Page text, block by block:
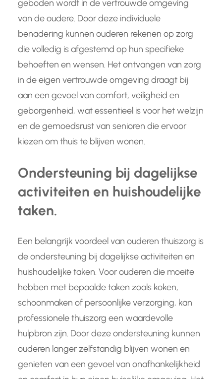
geboden wordt in de vertrouwde omgeving
van de oudere. Door deze individuele
benadering kunnen ouderen rekenen op zorg
die volledig is afgestemd op hun specifieke
behoeften en wensen. Het ontvangen van zorg
in de eigen vertrouwde omgeving draagt bij
aan een gevoel van comfort, veiligheid en
geborgenheid, wat essentieel is voor het welzijn
en de gemoedsrust van senioren die ervoor
kiezen om thuis te blijven wonen.
Ondersteuning bij dagelijkse
activiteiten en huishoudelijke
taken.
Een belangrijk voordeel van ouderen thuiszorg is
de ondersteuning bij dagelijkse activiteiten en
huishoudelijke taken. Voor ouderen die moeite
hebben met bepaalde taken zoals koken,
schoonmaken of persoonlijke verzorging, kan
professionele thuiszorg een waardevolle
hulpbron zijn. Door deze ondersteuning kunnen
ouderen langer zelfstandig blijven wonen en
genieten van een gevoel van onafhankelijkheid